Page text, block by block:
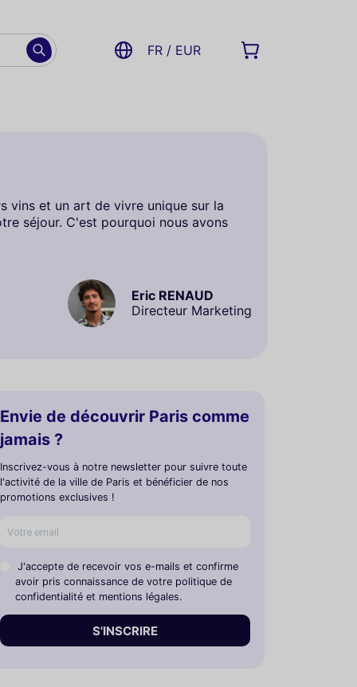
FR / EUR
vins et un art de vivre unique sur la
séjour. C'est pourquoi nous avons
Eric RENAUD
Directeur Marketing
Envie de découvrir Paris comme
jamais ?
Inscrivez-vous à notre newsletter pour suivre toute
l'activité de la ville de Paris et bénéficier de nos
promotions exclusives !
J'accepte de recevoir vos e-mails et confirme
avoir pris connaissance de votre politique de
confidentialité et mentions légales.
S'INSCRIRE